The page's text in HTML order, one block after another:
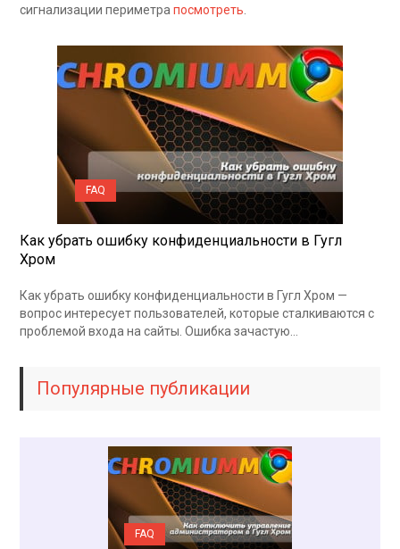
сигнализации периметрапосмотреть
FAQ
Как убрать ошибку конфиденциальности в Гугл
Хром
Как убрать ошибку конфиденциальности в Гугл Хром —
вопрос интересует пользователей, которые сталкиваются с
проблемой входа на сайты. Ошибка зачастую…
Популярные публикации
FAQ